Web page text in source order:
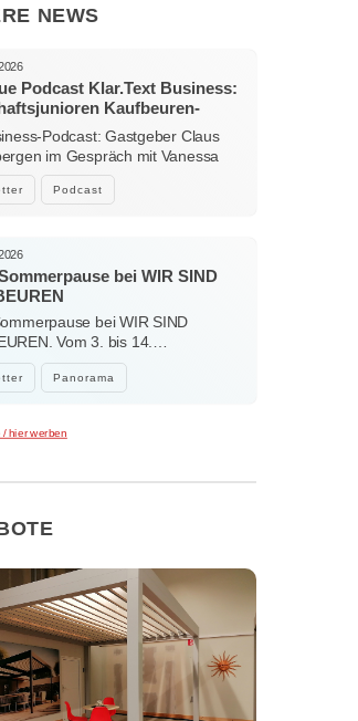
NEWS
Podcast
Podcast Klar.Text Business:
Kaufbeuren-
– Menschen, Ideen und
Podcast: Gastgeber Claus
im Gespräch mit Vanessa
Panorama
bei WIR SIND
bei WIR SIND
Vom 3. bis 14.…
/ hier werben